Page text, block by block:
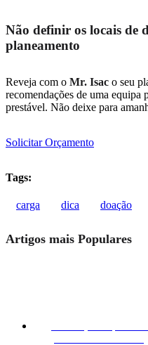
Não definir os locais de
planeamento
Reveja com o Mr. Isac o seu
recomendações de uma equipa
prestável. Não deixe para
Solicitar Orçamento
Tags:
carga dica doação
Artigos mais Populares